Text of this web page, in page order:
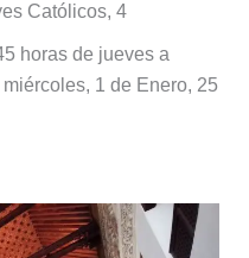
Católicos, 4
horas de jueves a
1 de Enero, 25